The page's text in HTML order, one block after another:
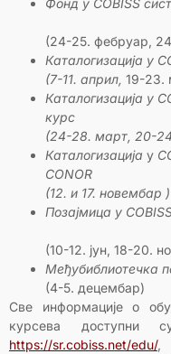
(24-25. фебруар,
Каталогизација у
(7-11. април, 19-23.
Каталогизација у
курс
(24-28. март, 20-
Каталогизација у
CONOR
(12. и 17. новембар )
Позајмица у
(10-12. јун, 18-20.
Међубиблиотечка
(4-5. децембар)
Све информације о
курсева доступни
https://sr.cobiss.net/edu/,